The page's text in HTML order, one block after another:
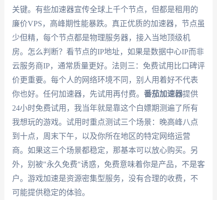
关键。有些加速器宣传全球上千个节点，但都是租用的
廉价VPS，高峰期性能暴跌。真正优质的加速器，节点虽
少但精，每个节点都是物理服务器，接入当地顶级机
房。怎么判断？看节点的IP地址，如果是数据中心IP而非
云服务商IP，通常质量更好。法则三：免费试用比口碑评
价更重要。每个人的网络环境不同，别人用着好不代表
你也好。任何加速器，先试用再付费。 番茄加速器提供
24小时免费试用，我当年就是靠这个白嫖期测遍了所有
我想玩的游戏。试用时重点测试三个场景：晚高峰八点
到十点，周末下午，以及你所在地区的特定网络运营
商。如果这三个场景都稳定，那基本可以放心购买。另
外，别被"永久免费"诱惑，免费意味着你是产品，不是客
户。游戏加速是资源密集型服务，没有合理的收费，不
可能提供稳定的体验。